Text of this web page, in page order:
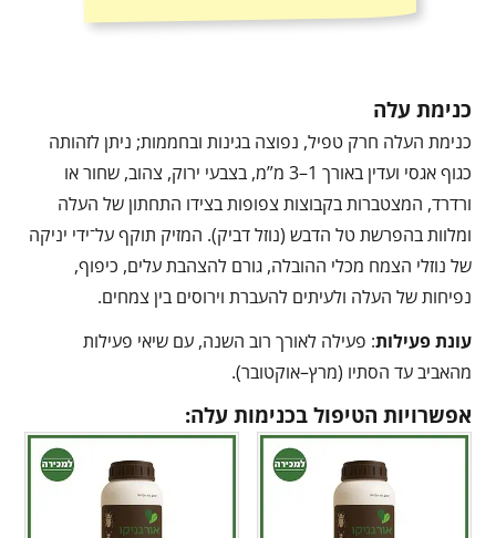
כנימת עלה
כנימת העלה חרק טפיל, נפוצה בגינות ובחממות; ניתן לזהותה
כגוף אגסי ועדין באורך 1–3 מ”מ, בצבעי ירוק, צהוב, שחור או
ורדרד, המצטברות בקבוצות צפופות בצידו התחתון של העלה
ומלוות בהפרשת טל הדבש (נוזל דביק). המזיק תוקף על־ידי יניקה
של נוזלי הצמח מכלי ההובלה, גורם להצהבת עלים, כיפוף,
נפיחות של העלה ולעיתים להעברת וירוסים בין צמחים.
עונת פעילות: פעילה לאורך רוב השנה, עם שיאי פעילות
מהאביב עד הסתיו (מרץ–אוקטובר).
אפשרויות הטיפול בכנימות עלה: